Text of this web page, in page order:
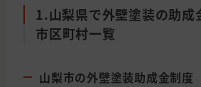
1.山梨県で外壁塗装の助成
市区町村一覧
山梨市の外壁塗装助成金制度